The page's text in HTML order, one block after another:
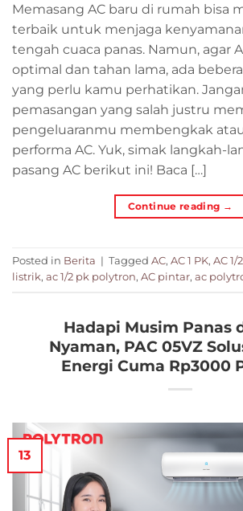
Memasang AC baru di rumah bisa
terbaik untuk menjaga
tengah cuaca panas. Namun, agar
optimal dan tahan lama, ada
yang perlu kamu perhatikan.
pemasangan yang salah justru
pengeluaranmu membengkak
performa AC. Yuk, simak langkah-
pasang AC berikut ini! Baca […]
Continue reading →
Posted in Berita | Tagged AC, AC 1 PK, AC 1/
listrik, ac 1/2 pk polytron, AC pintar, ac
Hadapi Musim Panas
Nyaman, PAC 05VZ
Energi Cuma Rp3000
13